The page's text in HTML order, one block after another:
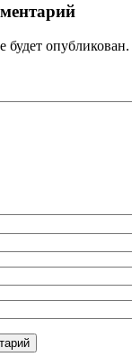
будет опубликован.